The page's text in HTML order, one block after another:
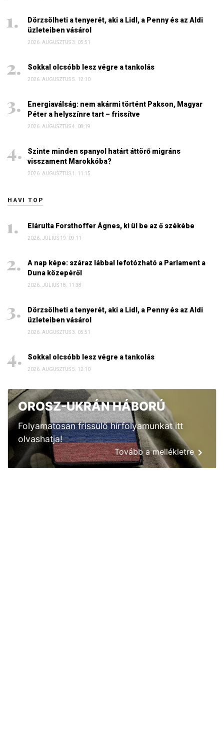
Dörzsölheti a tenyerét, aki a Lidl, a Penny és az Aldi
üzleteiben vásárol
2026. AUGUSZTUS 3. 05:51
Sokkal olcsóbb lesz végre a tankolás
2026. AUGUSZTUS 5. 12:10
Energiaválság: nem akármi történt Pakson, Magyar
Péter a helyszínre tart – frissítve
2026. AUGUSZTUS 4. 08:19
Szinte minden spanyol határt áttörő migráns
visszament Marokkóba?
2026. AUGUSZTUS 1. 11:15
HAVI TOP
Elárulta Forsthoffer Ágnes, ki ül be az ő székébe
2026. JÚLIUS 19. 09:11
A nap képe: száraz lábbal lefotózható a Parlament a
Duna közepéről
2026. JÚLIUS 18. 11:38
Dörzsölheti a tenyerét, aki a Lidl, a Penny és az Aldi
üzleteiben vásárol
2026. AUGUSZTUS 3. 05:51
Sokkal olcsóbb lesz végre a tankolás
2026. AUGUSZTUS 5. 12:10
OROSZ-UKRÁN HÁBORÚ
Folyamatosan frissülő hírfolyamunkat itt
olvashatja!
Tovább a mellékletre